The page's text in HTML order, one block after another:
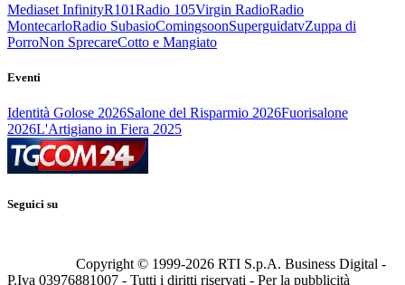
Mediaset InfinityR101Radio 105Virgin RadioRadio
MontecarloRadio SubasioComingsoonSuperguidatvZuppa di
PorroNon SprecareCotto e Mangiato
Eventi
Identità Golose 2026Salone del Risparmio 2026Fuorisalone
2026L'Artigiano in Fiera 2025
Seguici su
Copyright © 1999-2026 RTI S.p.A. Business Digital -
P.Iva 03976881007 - Tutti i diritti riservati - Per la pubblicità